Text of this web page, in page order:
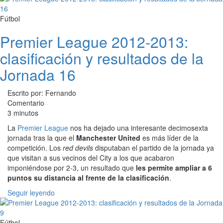
Fútbol
Premier League 2012-2013:
clasificación y resultados de la
Jornada 16
Escrito por: Fernando
Comentario
3 minutos
La Premier League nos ha dejado una interesante decimosexta
jornada tras la que el Manchester United es más líder de la
competición. Los red devils disputaban el partido de la jornada ya
que visitan a sus vecinos del City a los que acabaron
imponiéndose por 2-3, un resultado que les permite ampliar a 6
puntos su distancia al frente de la clasificación.
Seguir leyendo